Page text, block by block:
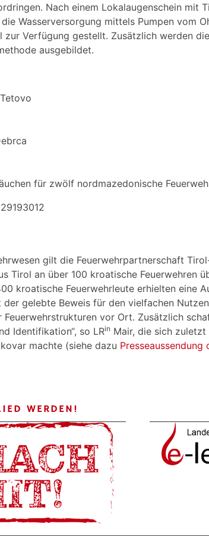
Nach einem Lokalaugenschein mit
Wasserversorgung mittels Pumpen vom
Verfügung gestellt. Zusätzlich werden
ausgebildet.
für zwölf nordmazedonische
gilt die Feuerwehrpartnerschaft
Tirol an über 100 kroatische Feuerwehren
kroatische Feuerwehrleute erhielten eine
gelebte Beweis für den vielfachen
vor Ort. Zusätzlich
Identifikation“, so LRin Mair, die sich
machte (siehe dazu
WERDEN!